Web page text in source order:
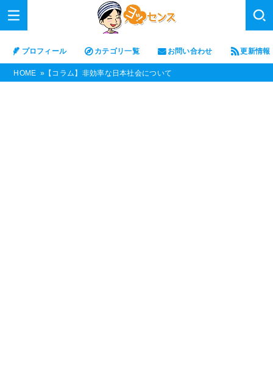
プロフィール カテゴリ一覧 お問い合わせ 更新情報
HOME 【コラム】非効率な日本社会について